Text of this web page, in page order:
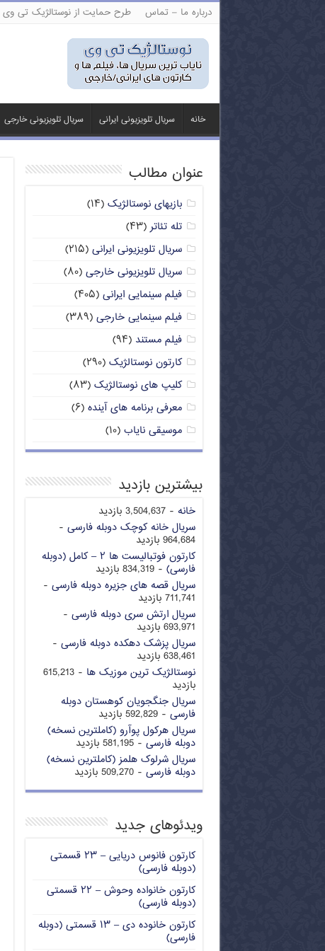
درباره ما – تماس طرح حمایت از نوستالژیک تی وی
خانه سریال تلویزیونی ایرانی سریال تلویزیونی خارجی
عنوان مطالب
بازیهای نوستالژیک (۱۴)
تله تئاتر(۴۳)
سریال تلویزیونی ایرانی (۲۱۵)
سریال تلویزیونی خارجی (۸۰)
فیلم سینمایی ایرانی (۴۰۵)
فیلم سینمایی خارجی (۳۸۹)
فیلم مستند (۹۴)
کارتون نوستالژیک (۲۹۰)
کلیپ های نوستالژیک (۸۳)
معرفی برنامه های آینده (۶)
موسیقی نایاب (۱۰)
بیشترین بازدید
خانه - 3,504,637 بازدید
سریال خانه کوچک دوبله فارسی -
964,684 بازدید
کارتون فوتبالیست ها ۲ – کامل (دوبله
فارسی) - 834,319 بازدید
سریال قصه های جزیره دوبله فارسی -
711,741 بازدید
سریال ارتش سری دوبله فارسی -
693,971 بازدید
سریال پزشک دهکده دوبله فارسی -
638,461 بازدید
نوستالژیک ترین موزیک ها
- 615,213
بازدید
سریال جنگجویان کوهستان دوبله
فارسی - 592,829 بازدید
سریال هرکول پوآرو (کاملترین نسخه)
دوبله فارسی - 581,195 بازدید
سریال شرلوک هلمز (کاملترین نسخه)
دوبله فارسی - 509,270 بازدید
ویدئوهای جدید
کارتون فانوس دریایی – ۲۳ قسمتی
(دوبله فارسی)
کارتون خانواده وحوش – ۲۲ قسمتی
(دوبله فارسی)
کارتون خانوده دی – ۱۳ قسمتی (دوبله
فارسی)